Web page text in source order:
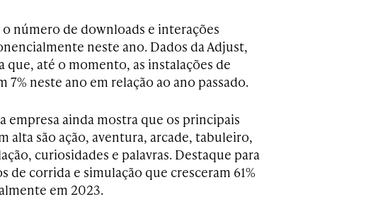
número de downloads e interações
neste ano. Dados da Adjust,
que, até o momento, as instalações de
neste ano em relação ao ano passado.
empresa ainda mostra que os principais
alta são ação, aventura, arcade, tabuleiro,
curiosidades e palavras. Destaque para
de corrida e simulação que cresceram 61%
em 2023.